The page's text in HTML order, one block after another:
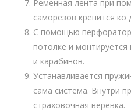
Ременная лента при
саморезов крепится ко
С помощью
потолке и монтируется
и карабинов.
Устанавливается
сама система. Внутри
страховочная веревка.